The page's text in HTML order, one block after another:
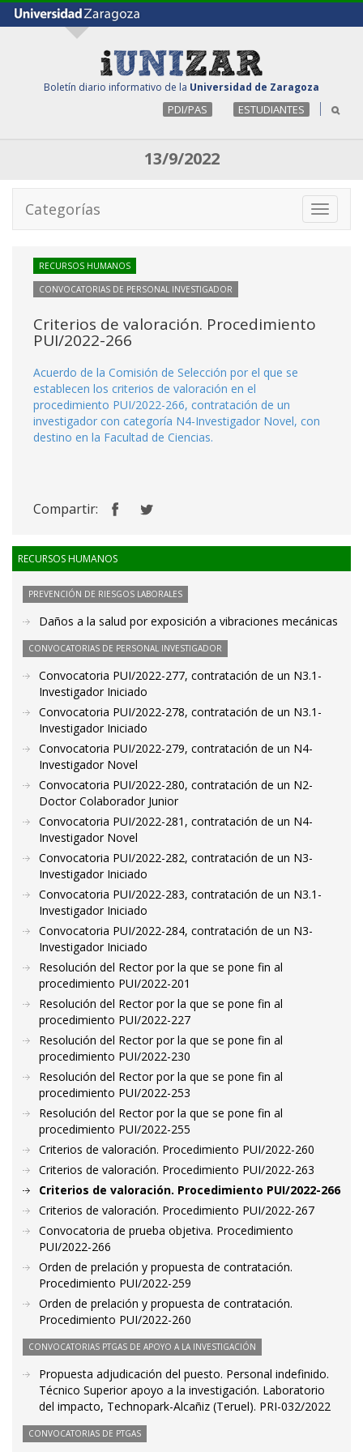
Boletín diario informativo de la Universidad de Zaragoza
PDI/PAS ESTUDIANTES
13/9/2022
Toggle
Categorías
RECURSOS HUMANOS
CONVOCATORIAS DE PERSONAL INVESTIGADOR
Criterios de valoración. Procedimiento
PUI/2022-266
Acuerdo de la Comisión de Selección por el que se
establecen los criterios de valoración en el
procedimiento PUI/2022-266, contratación de un
investigador con categoría N4-Investigador Novel, con
destino en la Facultad de Ciencias.
Compartir:
RECURSOS HUMANOS
PREVENCIÓN DE RIESGOS LABORALES
Daños a la salud por exposición a vibraciones mecánicas
CONVOCATORIAS DE PERSONAL INVESTIGADOR
Convocatoria PUI/2022-277, contratación de un N3.1-
Investigador Iniciado
Convocatoria PUI/2022-278, contratación de un N3.1-
Investigador Iniciado
Convocatoria PUI/2022-279, contratación de un N4-
Investigador Novel
Convocatoria PUI/2022-280, contratación de un N2-
Doctor Colaborador Junior
Convocatoria PUI/2022-281, contratación de un N4-
Investigador Novel
Convocatoria PUI/2022-282, contratación de un N3-
Investigador Iniciado
Convocatoria PUI/2022-283, contratación de un N3.1-
Investigador Iniciado
Convocatoria PUI/2022-284, contratación de un N3-
Investigador Iniciado
Resolución del Rector por la que se pone fin al
procedimiento PUI/2022-201
Resolución del Rector por la que se pone fin al
procedimiento PUI/2022-227
Resolución del Rector por la que se pone fin al
procedimiento PUI/2022-230
Resolución del Rector por la que se pone fin al
procedimiento PUI/2022-253
Resolución del Rector por la que se pone fin al
procedimiento PUI/2022-255
Criterios de valoración. Procedimiento PUI/2022-260
Criterios de valoración. Procedimiento PUI/2022-263
Criterios de valoración. Procedimiento PUI/2022-266
Criterios de valoración. Procedimiento PUI/2022-267
Convocatoria de prueba objetiva. Procedimiento
PUI/2022-266
Orden de prelación y propuesta de contratación.
Procedimiento PUI/2022-259
Orden de prelación y propuesta de contratación.
Procedimiento PUI/2022-260
CONVOCATORIAS PTGAS DE APOYO A LA INVESTIGACIÓN
Propuesta adjudicación del puesto. Personal indefinido.
Técnico Superior apoyo a la investigación. Laboratorio
del impacto, Technopark-Alcañiz (Teruel). PRI-032/2022
CONVOCATORIAS DE PTGAS